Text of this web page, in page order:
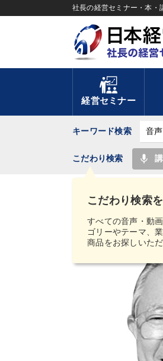
社長の経営セミナー・本・
経営セミナー
キーワード検索
こだわり検索
すべての音声・動
ゴリーやテーマ、
商品をお探しいただ
こだわり検索 mic
ル》感動共有の経営ＣＤ